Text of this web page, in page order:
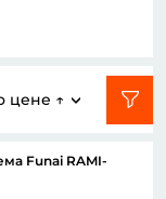
цене ↑
Funai RAMI-